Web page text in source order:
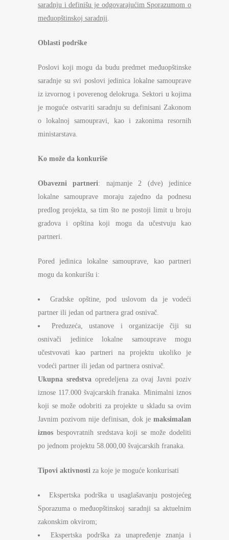
saradnju i definišu je odgovarajućim Sporazumom o
međuopštinskoj saradnji.
Oblasti podrške
Poslovi koji mogu da budu predmet međuopštinske
saradnje su svi poslovi jedinica lokalne samouprave
iz izvornog i poverenog delokruga. Sektori u kojima
je moguće ostvariti saradnju su definisani Zakonom
o lokalnoj samoupravi, kao i zakonima resornih
ministarstava.
Ko može da konkuriše
Obavezni partneri: najmanje 2 (dve) jedinice
lokalne samouprave moraju zajedno da podnesu
predlog projekta, sa tim što ne postoji limit u broju
gradova i opština koji mogu da učestvuju kao
partneri.
Pored jedinica lokalne samouprave, kao partneri
mogu da konkurišu i:
Gradske opštine, pod uslovom da je vodeći
partner ili jedan od partnera grad osnivač.
Preduzeća, ustanove i organizacije čiji su
osnivači jedinice lokalne samouprave mogu
učestvovati kao partneri na projektu ukoliko je
vodeći partner ili jedan od partnera osnivač.
Ukupna sredstvaopredeljena za ovaj Javni poziv
iznose 117.000 švajcarskih franaka. Minimalni iznos
koji se može odobriti za projekte u skladu sa ovim
Javnim pozivom nije definisan, dok je maksimalan
iznos bespovratnih sredstava koji se može dodeliti
po jednom projektu 58.000,00 švajcarskih franaka.
Tipovi aktivnosti za koje je moguće konkurisati
Ekspertska podrška u usaglašavanju postojećeg
Sporazuma o međuopštinskoj saradnji sa aktuelnim
zakonskim okvirom;
Ekspertska podrška za unapređenje znanja i